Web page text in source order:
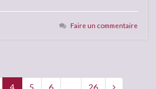
Faire un commentaire
4 5 6 … 26